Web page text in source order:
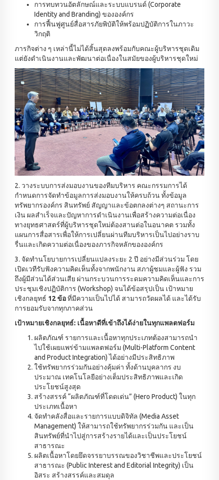
การทบทวนอัตลักษณ์และระบบแบรนด์ (Corporate
Identity and Branding) ขององค์กร
การฟื้นฟูศูนย์สื่อสารภัยพิบัติให้พร้อมปฏิบัติการในภาวะ
วิกฤติ
ภารกิจต่าง ๆ เหล่านี้ไม่ได้สิ้นสุดลงพร้อมกับคณะผู้บริหารชุดเดิม
แต่ยังดำเนินงานและพัฒนาต่อเนื่องในสมัยของผู้บริหารชุดใหม่
2. วางระบบการส่งมอบงานของทีมบริหาร คณะกรรมการได้
กำหนดการจัดทำข้อมูลการส่งมอบงานให้ครบถ้วน ทั้งข้อมูล
ทรัพยากรองค์กร สินทรัพย์ สัญญาและข้อตกลงต่างๆ สถานะการ
เงิน ผลสำเร็จและปัญหาการดำเนินงานเพื่อสร้างความต่อเนื่อง
ทางยุทธศาสตร์ที่ผู้บริหารชุดใหม่ต้องสานต่อในอนาคต รวมทั้ง
แผนการสื่อสารเพื่อให้การเปลี่ยนผ่านทีมบริหารเป็นไปอย่างราบ
รื่นและเกิดความต่อเนื่องของภารกิจหลักขององค์กร
3. จัดทำนโยบายการเปลี่ยนแปลงระยะ 2 ปี อย่างมีส่วนร่วม โดย
เปิดเวทีรับฟังความคิดเห็นทั้งจากพนักงาน สภาผู้ชมและผู้ฟัง รวม
ถึงผู้มีส่วนได้ส่วนเสีย ผ่านกระบวนการระดมความคิดเห็นและการ
ประชุมเชิงปฏิบัติการ (Workshop) จนได้ข้อสรุปเป็น เป้าหมาย
เชิงกลยุทธ์ 12 ข้อที่มีความเป็นไปได้ สามารถวัดผลได้ และได้รับ
การยอมรับจากทุกภาคส่วน
เป้าหมายเชิงกลยุทธ์: เนื้อหาดีที่เข้าถึงได้ง่ายในทุกแพลตฟอร์ม
ผลิตภัณฑ์ รายการและเนื้อหาทุกประเภทต้องสามารถนำ
ไปใช้เผยแพร่ข้ามแพลตฟอร์ม (Multi-Platform Content
and Product Integration) ได้อย่างมีประสิทธิภาพ
ใช้ทรัพยากรร่วมกันอย่างคุ้มค่า ทั้งด้านบุคลากร งบ
ประมาณ เทคโนโลยีอย่างเต็มประสิทธิภาพและเกิด
ประโยชน์สูงสุด
สร้างสรรค์ “ผลิตภัณฑ์ที่โดดเด่น” (Hero Product) ในทุก
ประเภทเนื้อหา
จัดทำคลังสื่อและรายการแบบดิจิทัล (Media Asset
Management) ให้สามารถใช้ทรัพยากรร่วมกัน และเป็น
สินทรัพย์ที่นำไปสู่การสร้างรายได้และเป็นประโยชน์
สาธารณะ
ผลิตเนื้อหาโดยยึดจรรยาบรรณของวิชาชีพและประโยชน์
สาธารณะ (Public Interest and Editorial Integrity) เป็น
อิสระ สร้างสรรค์และสมดุล